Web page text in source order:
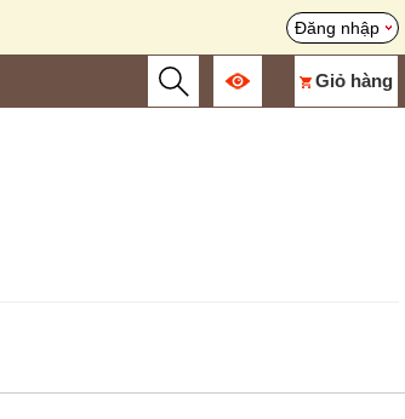
Đăng nhập
Giỏ hàng